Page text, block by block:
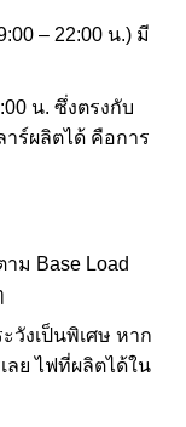
– 22:00 น.) มี
น. ซึ่งตรงกับ
ร์ผลิตได้ คือการ
ม Base Load
วังเป็นพิเศษ หาก
ลย ไฟที่ผลิตได้ใน